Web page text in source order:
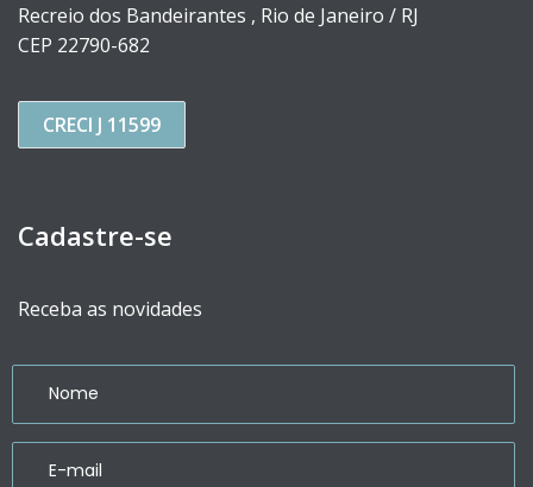
Recreio dos Bandeirantes , Rio de Janeiro / RJ
CEP 22790-682
CRECI J 11599
Cadastre-se
Receba as novidades